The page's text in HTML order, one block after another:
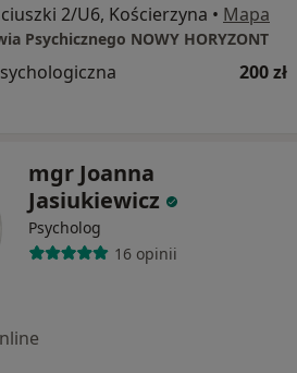
2/U6, Kościerzyna • Mapa
Psychicznego NOWY HORYZONT
200 zł
mgr Joanna
Jasiukiewicz
Psycholog
16 opinii